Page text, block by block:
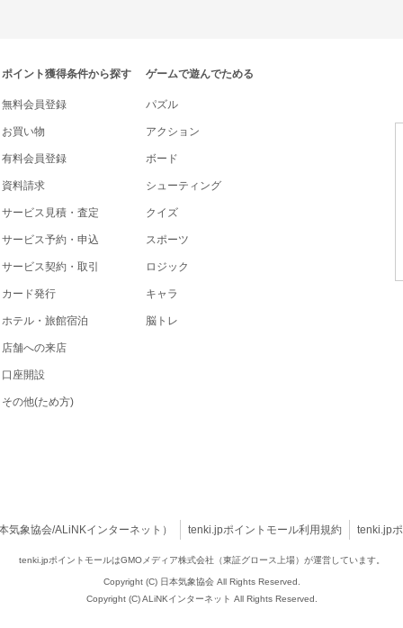
ポイント獲得条件から探す
無料会員登録
お買い物
有料会員登録
資料請求
サービス見積・査定
サービス予約・申込
サービス契約・取引
カード発行
ホテル・旅館宿泊
店舗への来店
口座開設
その他(ため方)
ゲームで遊んでためる
パズル
アクション
ボード
シューティング
クイズ
スポーツ
ロジック
キャラ
脳トレ
気象協会/ALiNKインターネット ） tenki.jpポイントモール利用規約 tenki.jp
tenki.jpポイントモールはGMOメディア株式会社（東証グロース上場）が運営しています。
Copyright (C) 日本気象協会 All Rights Reserved.
Copyright (C) ALiNKインターネット All Rights Reserved.